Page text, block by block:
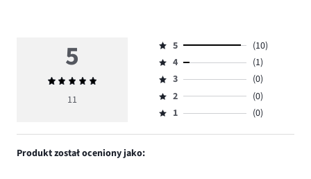
5
Średnia
ocena
11
Ocena
5,
ilość
głosów
10.
5
(10)
Ocena
4,
ilość
głosów
4
(1)
Ocena
3,
ilość
3
(0)
Ocena
2,
2
(0)
Ocena
1,
1 (0)
Produkt został oceniony jako: